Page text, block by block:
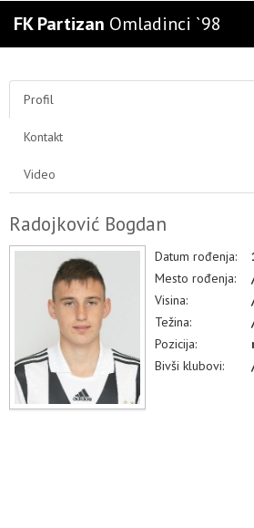
FK Partizan Omladinci `98
KLUB
OSTALE SELEKCIJE
MULTIMEDIJA
Profil
Kontakt
Video
Radojković Bogdan
Datum rođenja:
Mesto rođenja:
Visina:
Težina:
Pozicija:
Bivši klubovi: